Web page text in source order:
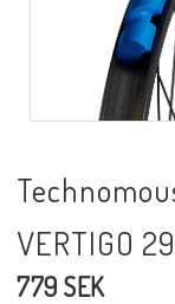
VERTIGO
779 SEK